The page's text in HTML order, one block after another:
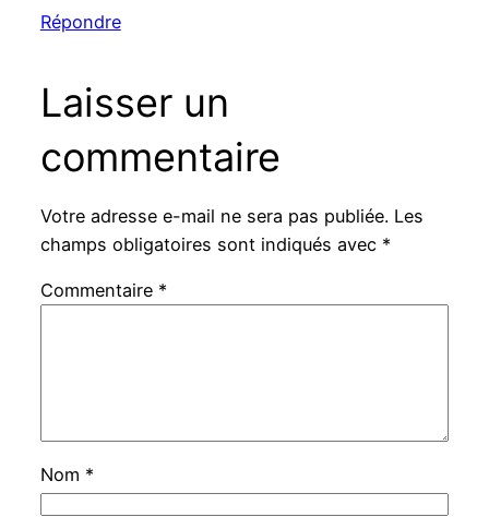
Répondre
Laisser un
commentaire
Votre adresse e-mail ne sera pas publiée. Les
champs obligatoires sont indiqués avec *
Commentaire *
Nom *